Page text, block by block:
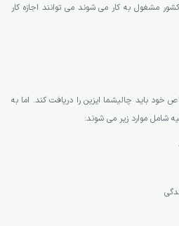
مشغول به کار می شوند می توانند اجازه کار
باید چالیشما ایزین را دریافت کند. اما به
شامل موارد زیر می شوند: